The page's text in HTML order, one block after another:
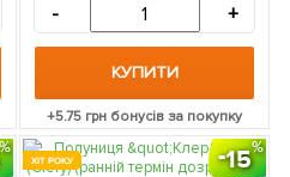
- +
КУПИТИ
+5.75грн бонусів за покупку
15
ХІТ РОКУ